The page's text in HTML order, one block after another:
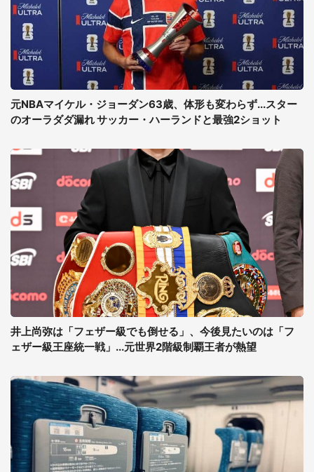
元NBAマイケル・ジョーダン63歳、体形も変わらず...スター
のオーラダダ漏れ サッカー・ハーランドと最強2ショット
井上尚弥は「フェザー級でも倒せる」、今後見たいのは「フ
ェザー級王座統一戦」...元世界2階級制覇王者が熱望